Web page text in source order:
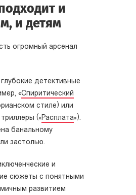
и
и детям
огромный арсенал
глубокие детективные
«Спиритический
стиле) или
(« Расплата»).
банальному
застолью.
и
сюжеты с понятными
развитием